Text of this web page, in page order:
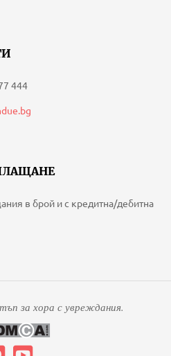
444
в брой и с кредитна/дебитна
за хора с увреждания.